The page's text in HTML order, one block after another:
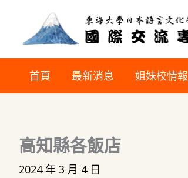
首頁 最新消息 姐妹校情報
高知縣各飯店
2024 年 3 月 4 日